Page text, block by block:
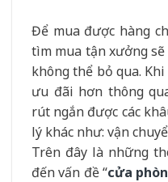
Để mua được hàng
tìm mua tận xưởng
không thể bỏ qua.
ưu đãi hơn thông
rút ngắn được các
lý khác như: vận
Trên đây là những
đến vấn đề “cửa